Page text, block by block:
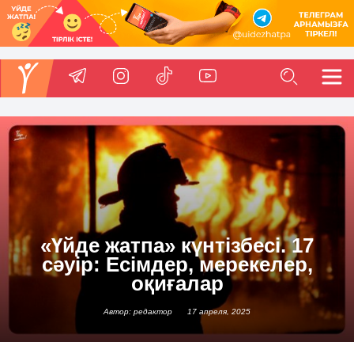
«Үйде жатпа» күнтізбесі. 17
сәуір: Есімдер, мерекелер,
оқиғалар
Автор: редактор 17 апреля, 2025